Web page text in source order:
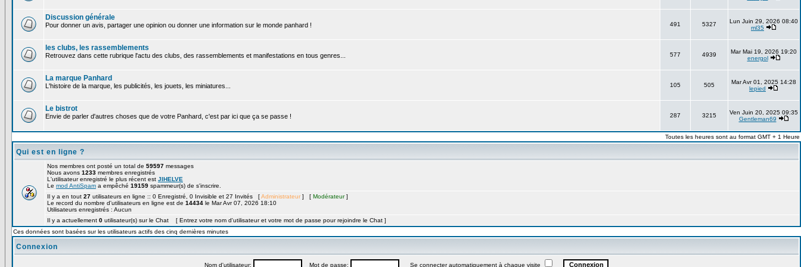
Discussion générale
Pour donner un avis, partager une opinion ou donner une information sur le monde panhard ! 491 5327
Lun Juin 29, 2026 08:40
ml35
les clubs, les rassemblements
Retrouvez dans cette rubrique l'actu des clubs, des rassemblements et manifestations en tous genres... 577 4939
Mar Mai 19, 2026 19:20
energol
La marque Panhard
L'histoire de la marque, les publicités, les jouets, les miniatures... 105 505
Mar Avr 01, 2025 14:28
lepied
Le bistrot
Envie de parler d'autres choses que de votre Panhard, c'est par ici que ça se passe ! 287 3215
Ven Juin 20, 2025 09:35
Gentleman69
Toutes les heures sont au format GMT + 1 Heure
Qui est en ligne ?
Nos membres ont posté un total de 59597 messages
Nous avons 1233 membres enregistrés
L'utilisateur enregistré le plus récent est JIHELVE
Le mod AntiSpam a empêché 19159 spammeur(s) de s'inscrire.
Il y a en tout 27 utilisateurs en ligne :: 0 Enregistré, 0 Invisible et 27 Invités [Administrateur ] [ Modérateur]
Le record du nombre d'utilisateurs en ligne est de 14434 le Mar Avr 07, 2026 18:10
Utilisateurs enregistrés : Aucun
Il y a actuellement 0 utilisateur(s) sur le Chat [ Entrez votre nom d'utilisateur et votre mot de passe pour rejoindre le Chat ]
Ces données sont basées sur les utilisateurs actifs des cinq dernières minutes
Connexion
Nom d'utilisateur: Mot de passe: Se connecter automatiquement à chaque visite